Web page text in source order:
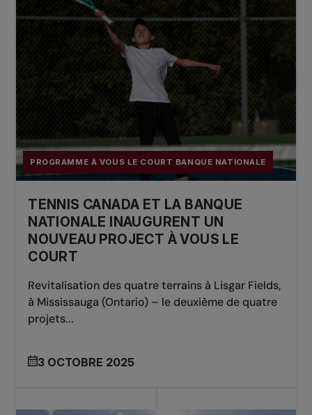
PROGRAMME À VOUS LE COURT BANQUE NATIONALE
TENNIS CANADA ET LA BANQUE
NATIONALE INAUGURENT UN
NOUVEAU PROJECT À VOUS LE
COURT
Revitalisation des quatre terrains à Lisgar Fields,
à Mississauga (Ontario) – le deuxième de quatre
projets...
3 OCTOBRE 2025